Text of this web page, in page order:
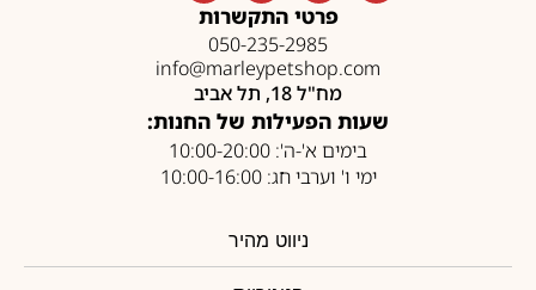
פרטי התקשרות
050-235-2985
info@marleypetshop.com
מח"ל 18, תל אביב
שעות הפעילות של החנות:
בימים א'-ה': 10:00-20:00
ימי ו' וערבי חג: 10:00-16:00
ניווט מהיר